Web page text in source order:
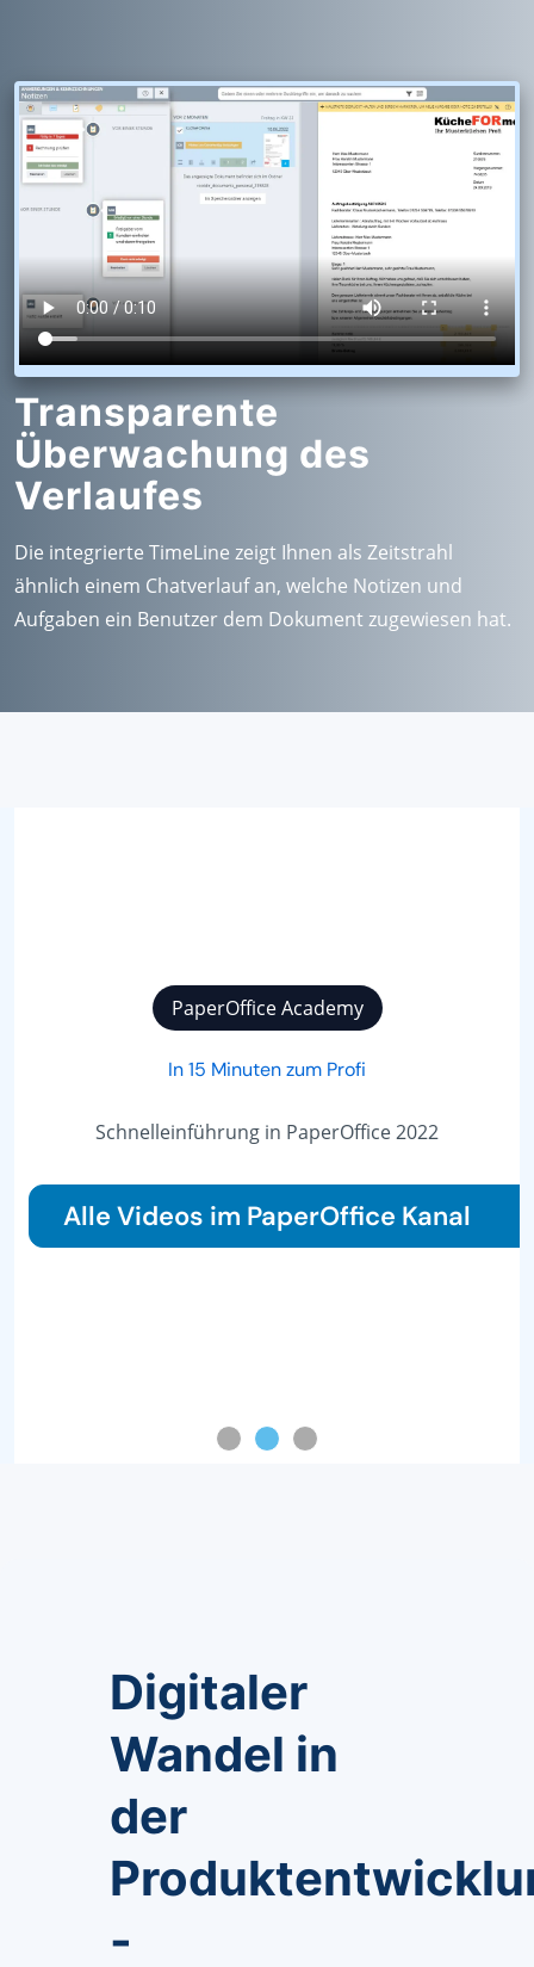
Transparente
Überwachung des
Verlaufes
Die integrierte TimeLine zeigt Ihnen als Zeitstrahl
ähnlich einem Chatverlauf an, welche Notizen und
Aufgaben ein Benutzer dem Dokument zugewiesen hat.
PaperOffice Academy
In 15 Minuten zum Profi
Schnelleinführung in PaperOffice 2022
Alle Videos im PaperOffice Kanal
Digitaler
Wandel in
der
-